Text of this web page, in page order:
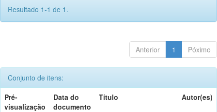
Resultado 1-1 de 1.
Anterior 1 Póximo
Conjunto de itens:
Pré-
visualização
Data do
documento
Título Autor(es)